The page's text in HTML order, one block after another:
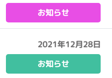
お知らせ
2021年12月28日
お知らせ